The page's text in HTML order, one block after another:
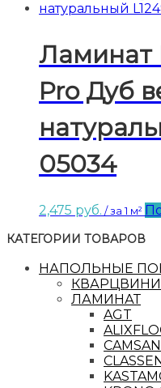
Ламинат
Pro Дуб
05034
2,475 руб. / за 1 м²
КАТЕГОРИИ ТОВАРОВ
НАПОЛЬНЫЕ
ЛАМИНАТ
AGT
CAMSAN